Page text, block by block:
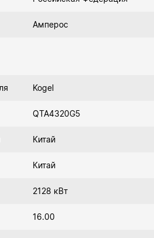
Амперос
Kogel
QTA4320G5
Китай
Китай
2128 кВт
16.00